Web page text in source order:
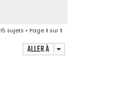
15 sujets • Page1 sur1
Aller à